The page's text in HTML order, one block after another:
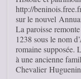
http://
sur le nouvel
La paroisse
1238 sous le nom
romaine supposée.
à une ancienne
Chevalier